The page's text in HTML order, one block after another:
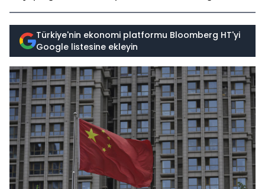
Türkiye'nin ekonomi platformu Bloomberg HT'yi
Google listesine ekleyin